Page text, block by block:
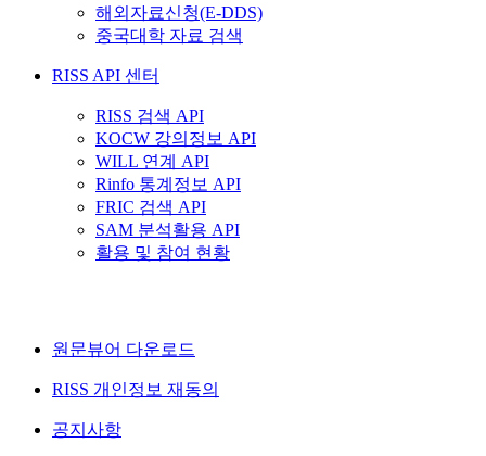
해외자료신청(E-DDS)
중국대학 자료 검색
RISS API 센터
RISS 검색 API
KOCW 강의정보 API
WILL 연계 API
Rinfo 통계정보 API
FRIC 검색 API
SAM 분석활용 API
활용 및 참여 현황
원문뷰어 다운로드
RISS 개인정보 재동의
공지사항